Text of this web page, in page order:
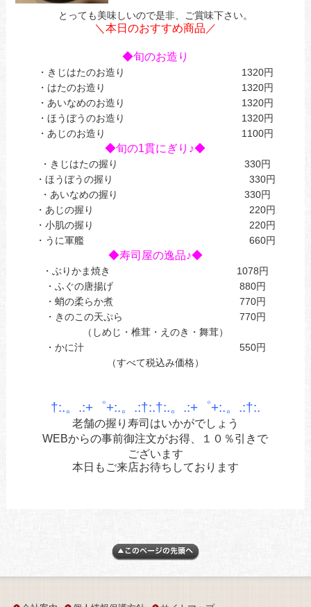
とっても美味しいので是非、ご賞味下さい。
＼本日のおすすめ商品／
◆旬のお造り
・きじはたのお造り 1320円
・はたのお造り 1320円
・あいなめのお造り 1320円
・ほうぼうのお造り 1320円
・あじのお造り 1100円
◆旬の1貫にぎり♪◆
・きじはたの握り 330円
・ほうぼうの握り 330円
・あいなめの握り 330円
・あじの握り 220円
・小肌の握り 220円
・うに軍艦 660円
◆寿司屋の逸品♪◆
・ぶりかま焼き 1078円
・ふぐの唐揚げ 880円
・蛸の柔らか煮 770円
・きのこの天ぷら 770円
（しめじ・椎茸・えのき・舞茸）
・かに汁 550円
（すべて税込み価格）
†:.。.:+゜+:.。.:†:.†:.。.:+゜+:.。.:†:.
老舗の握り寿司はいかがでしょう
WEBからの事前御注文がお得、１０％引きで
ございます
本日もご来店お待ちしております